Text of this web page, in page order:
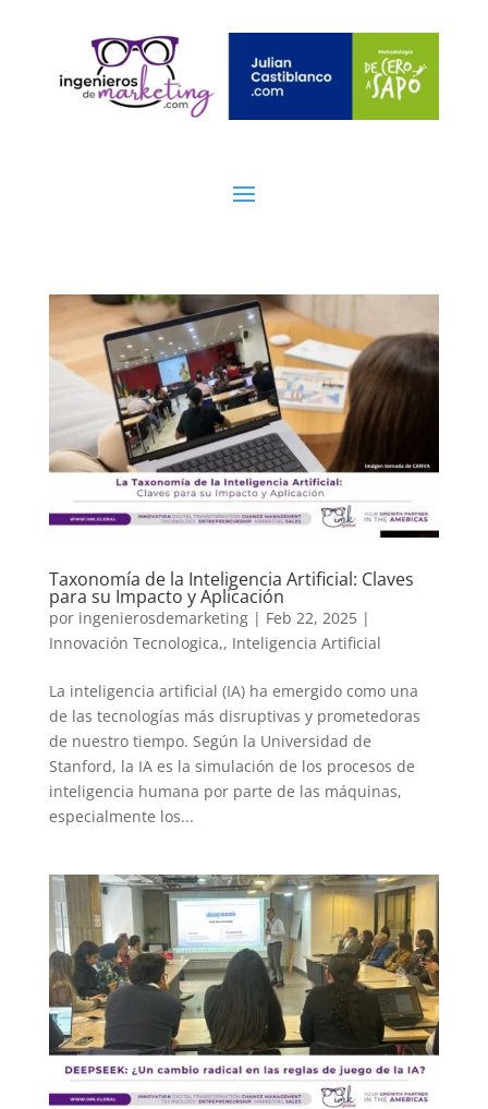
Taxonomía de la Inteligencia Artificial: Claves
para su Impacto y Aplicación
por ingenierosdemarketing| Feb 22, 2025|
Innovación Tecnologica,, Inteligencia Artificial
La inteligencia artificial (IA) ha emergido como una
de las tecnologías más disruptivas y prometedoras
de nuestro tiempo. Según la Universidad de
Stanford, la IA es la simulación de los procesos de
inteligencia humana por parte de las máquinas,
especialmente los...